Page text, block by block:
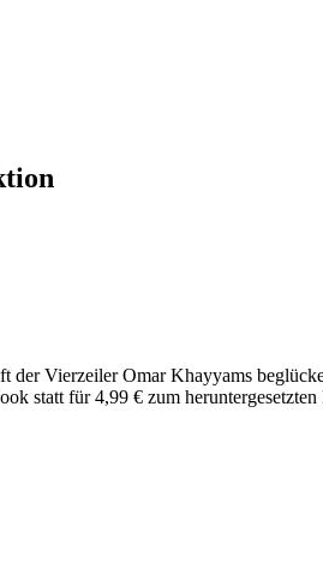
Vierzeiler Omar Khayyams
statt für 4,99 € zum